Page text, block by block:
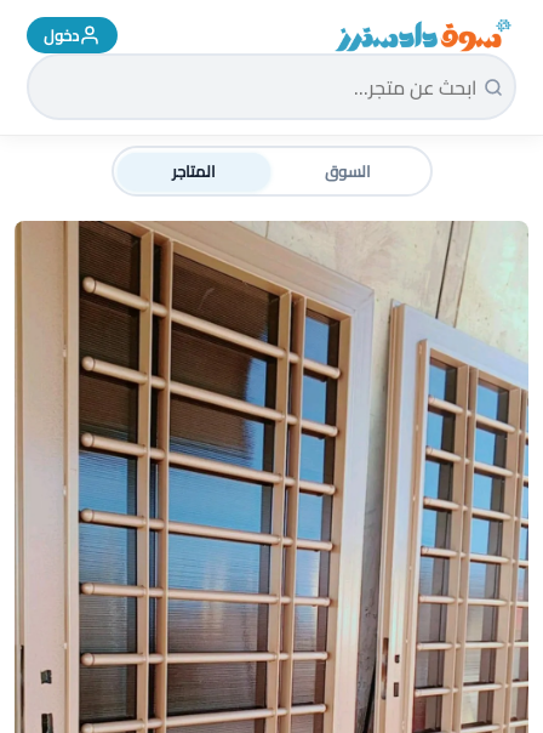
سوق دادسترز الرئيسية دخول
السوق المتاجر